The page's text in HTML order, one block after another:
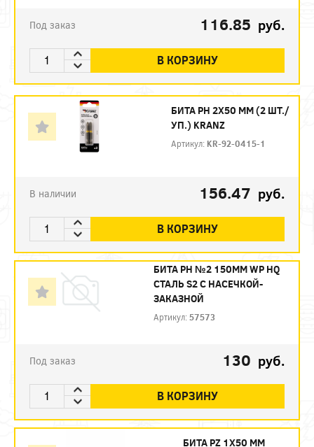
Под заказ 116.85 руб.
В КОРЗИНУ
БИТА PH 2Х50 ММ (2 ШТ./
УП.) KRANZ
Артикул: KR-92-0415-1
В наличии 156.47 руб.
В КОРЗИНУ
БИТА PH №2 150ММ WP HQ
СТАЛЬ S2 С НАСЕЧКОЙ-
ЗАКАЗНОЙ
Артикул: 57573
Под заказ 130 руб.
В КОРЗИНУ
БИТА PZ 1X50 ММ